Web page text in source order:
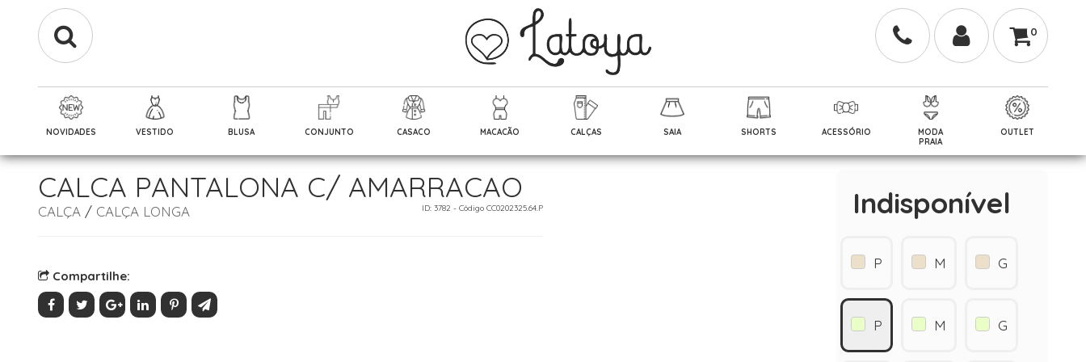
0
NOVIDADES VESTIDO BLUSA CONJUNTO CASACO MACACÃO CALÇAS SAIA SHORTS ACESSÓRIO
MODA
PRAIA
OUTLET
CALCA PANTALONA C/ AMARRACAO
CALÇA / CALÇA LONGA ID: 3782 - Código CC0202325.64.P
Compartilhe:
Indisponível
P M G
P M G